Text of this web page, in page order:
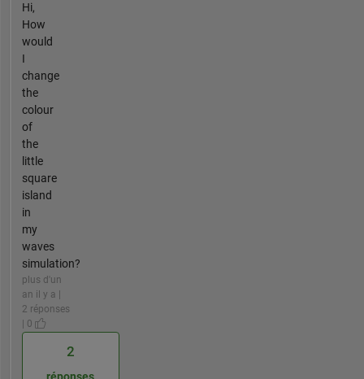
Hi,
How
would
I
change
the
colour
of
the
little
square
island
in
my
waves
simulation?
plus d'un
an il y a |
2 réponses
| 0
2